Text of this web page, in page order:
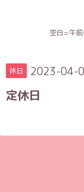
空白=午
休日 2023-04-
定休日